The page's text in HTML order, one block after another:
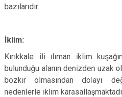
bazılarıdır.
İklim:
Kırıkkale ili ılıman iklim
bulunduğu alanın denizden uzak
bozkır olmasından dolayı
nedenlerle iklim